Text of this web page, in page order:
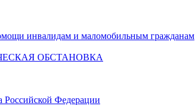
инвалидам и маломобильным гражданам
ОБСТАНОВКА
Российской Федерации